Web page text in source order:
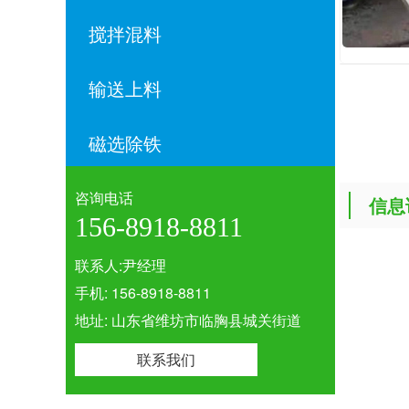
搅拌混料
输送上料
磁选除铁
咨询电话
156-8918-8811
联系人:尹经理
手机: 156-8918-8811
地址: 山东省维坊市临胸县城关街道
联系我们
信